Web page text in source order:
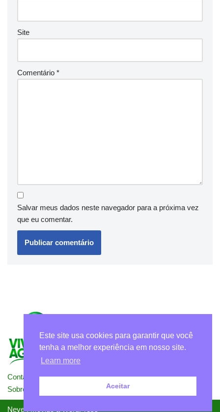
Site
Comentário *
Salvar meus dados neste navegador para a próxima vez
que eu comentar.
Contato
Politicas de Privacidade – Termos de Uso
Sobre Nós
Neve
Este site usa cookies para garantir que você
tenha a melhor experiência em nosso site.
Learn more
Aceitar